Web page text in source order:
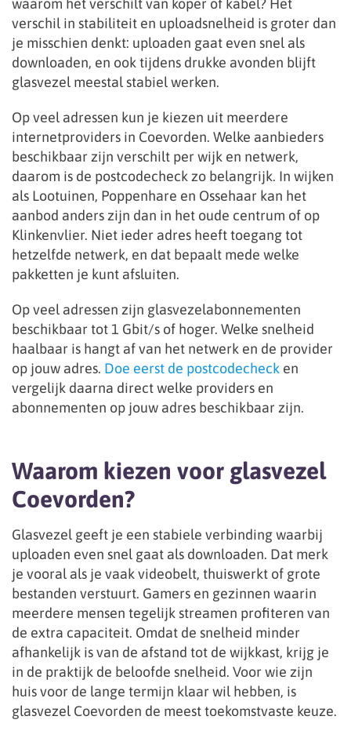
waarom het verschilt van koper of kabel? Het
verschil in stabiliteit en uploadsnelheid is groter dan
je misschien denkt: uploaden gaat even snel als
downloaden, en ook tijdens drukke avonden blijft
glasvezel meestal stabiel werken.
Op veel adressen kun je kiezen uit meerdere
internetproviders in Coevorden. Welke aanbieders
beschikbaar zijn verschilt per wijk en netwerk,
daarom is de postcodecheck zo belangrijk. In wijken
als Lootuinen, Poppenhare en Ossehaar kan het
aanbod anders zijn dan in het oude centrum of op
Klinkenvlier. Niet ieder adres heeft toegang tot
hetzelfde netwerk, en dat bepaalt mede welke
pakketten je kunt afsluiten.
Op veel adressen zijn glasvezelabonnementen
beschikbaar tot 1 Gbit/s of hoger. Welke snelheid
haalbaar is hangt af van het netwerk en de provider
op jouw adres. Doe eerst de postcodecheck en
vergelijk daarna direct welke providers en
abonnementen op jouw adres beschikbaar zijn.
Waarom kiezen voor glasvezel
Coevorden?
Glasvezel geeft je een stabiele verbinding waarbij
uploaden even snel gaat als downloaden. Dat merk
je vooral als je vaak videobelt, thuiswerkt of grote
bestanden verstuurt. Gamers en gezinnen waarin
meerdere mensen tegelijk streamen profiteren van
de extra capaciteit. Omdat de snelheid minder
afhankelijk is van de afstand tot de wijkkast, krijg je
in de praktijk de beloofde snelheid. Voor wie zijn
huis voor de lange termijn klaar wil hebben, is
glasvezel Coevorden de meest toekomstvaste keuze.